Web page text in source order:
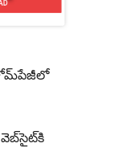
హోమ్‌పేజీలో